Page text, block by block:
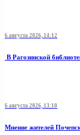
6 августа 2026, 14:12
В Рагозинской
6 августа 2026, 13:10
Мнение жителей